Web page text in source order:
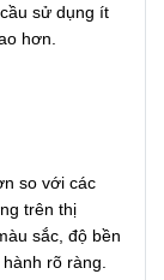
sử dụng ít
hơn.
so với các
trên thị
sắc, độ bền
rõ ràng.